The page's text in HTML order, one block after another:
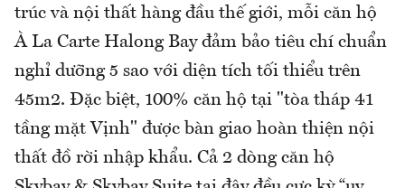
trúc và nội thất hàng đầu thế giới, mỗi căn hộ
À La Carte Halong Bay đảm bảo tiêu chí chuẩn
nghỉ dưỡng 5 sao với diện tích tối thiểu trên
45m2. Đặc biệt, 100% căn hộ tại "tòa tháp 41
tầng mặt Vịnh" được bàn giao hoàn thiện nội
thất đồ rời nhập khẩu. Cả 2 dòng căn hộ